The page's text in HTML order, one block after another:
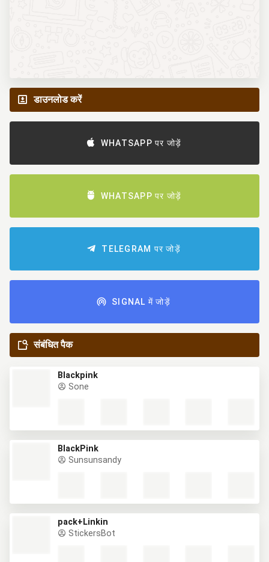
डाउनलोड करें
WHATSAPP पर जोड़ें
WHATSAPP पर जोड़ें
TELEGRAM पर जोड़ें
SIGNAL में जोड़ें
संबंधित पैक
Blackpink
Sone
BlackPink
Sunsunsandy
pack+Linkin
StickersBot